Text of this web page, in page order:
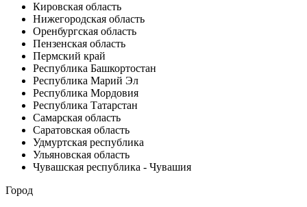
Кировская область
Нижегородская область
Оренбургская область
Пензенская область
Пермский край
Республика Башкортостан
Республика Марий Эл
Республика Мордовия
Республика Татарстан
Самарская область
Саратовская область
Удмуртская республика
Ульяновская область
Чувашская республика - Чувашия
Город